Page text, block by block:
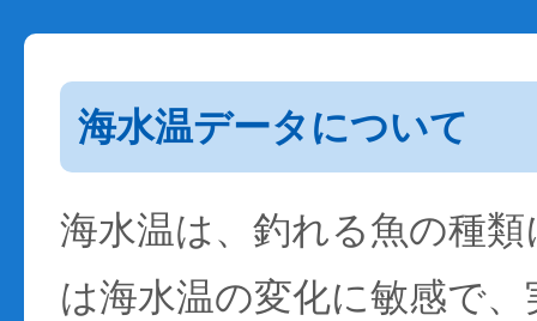
海水温データについて
海水温は、釣れる魚の種
は海水温の変化に敏感で